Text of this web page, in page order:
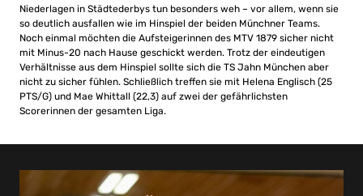
Niederlagen in Städtederbys tun besonders weh – vor allem, wenn sie
so deutlich ausfallen wie im Hinspiel der beiden Münchner Teams.
Noch einmal möchten die Aufsteigerinnen des MTV 1879 sicher nicht
mit Minus-20 nach Hause geschickt werden. Trotz der eindeutigen
Verhältnisse aus dem Hinspiel sollte sich die TS Jahn München aber
nicht zu sicher fühlen. Schließlich treffen sie mit Helena Englisch (25
PTS/G) und Mae Whittall (22,3) auf zwei der gefährlichsten
Scorerinnen der gesamten Liga.